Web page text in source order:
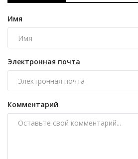
Имя
Электронная почта
Комментарий